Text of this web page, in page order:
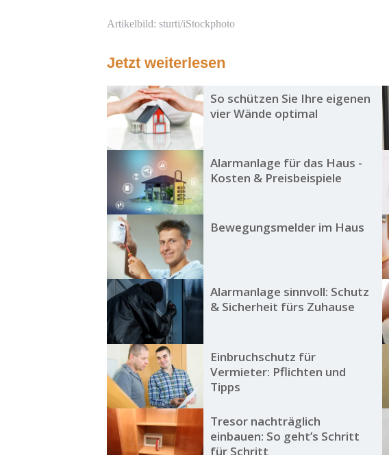
Artikelbild: sturti/iStockphoto
Jetzt weiterlesen
So schützen Sie Ihre eigenen
vier Wände optimal
Alarmanlage für das Haus -
Kosten & Preisbeispiele
Bewegungsmelder im Haus
Alarmanlage sinnvoll: Schutz
& Sicherheit fürs Zuhause
Einbruchschutz für
Vermieter: Pflichten und
Tipps
Tresor nachträglich
einbauen: So geht’s Schritt
für Schritt